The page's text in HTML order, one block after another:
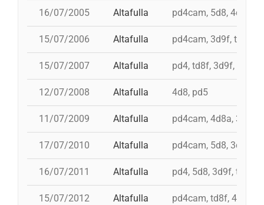
16/07/2005 Altafulla pd4cam, 5d8, 4d8a,
15/07/2006 Altafulla pd4cam, 3d9f, td8f,
15/07/2007 Altafulla pd4, td8f, 3d9f, 4d8a,
12/07/2008 Altafulla 4d8, pd5
11/07/2009 Altafulla pd4cam, 4d8a, 3d9f,
17/07/2010 Altafulla pd4cam, 5d8, 3d9f,
16/07/2011 Altafulla pd4, 5d8, 3d9f, td8f,
15/07/2012 Altafulla pd4cam, td8f, 4d8a,